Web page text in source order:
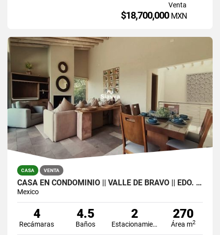
Venta
$18,700,000 MXN
CASA VENTA
CASA EN CONDOMINIO || VALLE DE BRAVO || EDO. DE MÉXICO
Mexico
4
Recámaras
4.5
Baños
2
Estacionamiento
270
Área m2